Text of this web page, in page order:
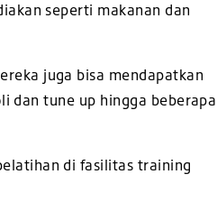
seperti makanan dan
juga bisa mendapatkan
dan tune up hingga beberapa
di fasilitas training